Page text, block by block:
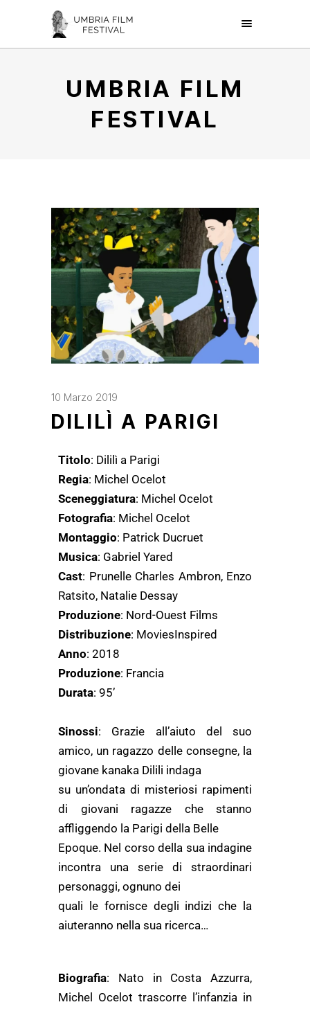
UMBRIA FILM
FESTIVAL
10 Marzo 2019
DILILÌ A PARIGI
Titolo: Dililì a Parigi
Regia: Michel Ocelot
Sceneggiatura: Michel Ocelot
Fotografia: Michel Ocelot
Montaggio: Patrick Ducruet
Musica: Gabriel Yared
Cast: Prunelle Charles Ambron, Enzo
Ratsito, Natalie Dessay
Produzione: Nord-Ouest Films
Distribuzione: MoviesInspired
Anno: 2018
Produzione: Francia
Durata: 95’
Sinossi: Grazie all’aiuto del suo
amico, un ragazzo delle consegne, la
giovane kanaka Dilili indaga
su un’ondata di misteriosi rapimenti
di giovani ragazze che stanno
affliggendo la Parigi della Belle
Epoque. Nel corso della sua indagine
incontra una serie di straordinari
personaggi, ognuno dei
quali le fornisce degli indizi che la
aiuteranno nella sua ricerca…
Biografia: Nato in Costa Azzurra,
Michel Ocelot trascorre l’infanzia in